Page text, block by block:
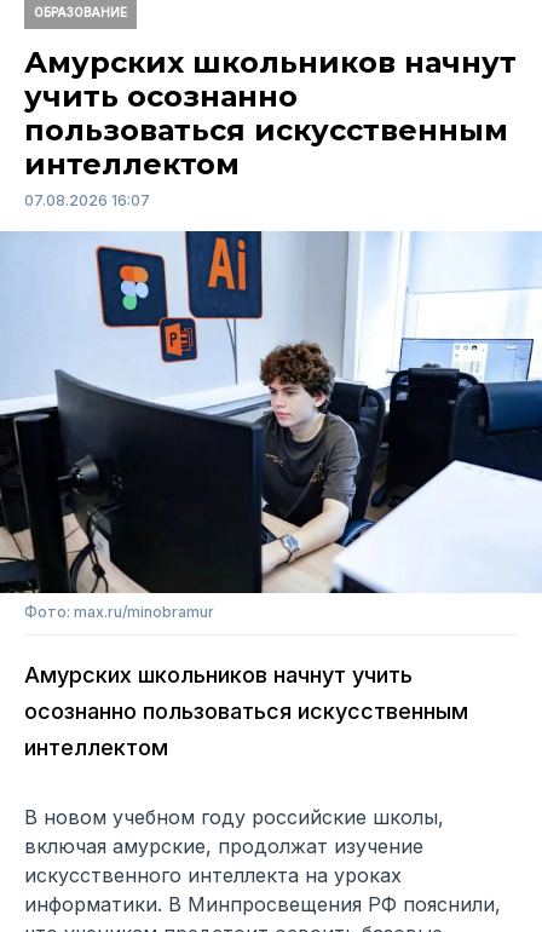
ОБРАЗОВАНИЕ
Амурских школьников начнут
учить осознанно
пользоваться искусственным
интеллектом
07.08.2026 16:07
Фото: max.ru/minobramur
Амурских школьников начнут учить
осознанно пользоваться искусственным
интеллектом
В новом учебном году российские школы,
включая амурские, продолжат изучение
искусственного интеллекта на уроках
информатики. В Минпросвещения РФ пояснили,